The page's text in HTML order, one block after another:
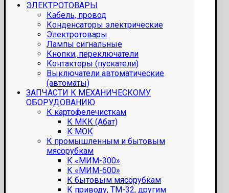
ЭЛЕКТРОТОВАРЫ
Кабель, провод
Конденсаторы электрические
Электротовары
Лампы сигнальные
Кнопки, переключатели
Контакторы (пускатели)
Выключатели автоматические
(автоматы)
ЗАПЧАСТИ К МЕХАНИЧЕСКОМУ
ОБОРУДОВАНИЮ
К картофелечисткам
К МКК (Абат)
К МОК
К промышленным и бытовым
мясорубкам
К «МИМ-300»
К «МИМ-600»
К бытовым мясорубкам
К приводу, ТМ-32, другим